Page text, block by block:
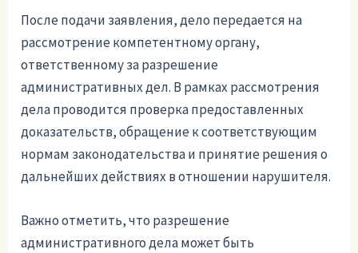
После подачи заявления, дело передается на
рассмотрение компетентному органу,
ответственному за разрешение
административных дел. В рамках рассмотрения
дела проводится проверка предоставленных
доказательств, обращение к соответствующим
нормам законодательства и принятие решения о
дальнейших действиях в отношении нарушителя.
Важно отметить, что разрешение
административного дела может быть